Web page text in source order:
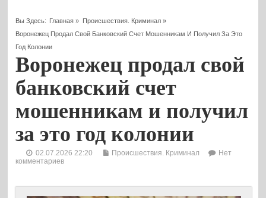
Вы Здесь: Главная » Происшествия. Криминал»
Воронежец Продал Свой Банковский Счет Мошенникам И Получил За Это
Год Колонии
Воронежец продал свой
банковский счет
мошенникам и получил
за это год колонии
02.07.2026 22:20 Происшествия. Криминал
Нет
комментариев